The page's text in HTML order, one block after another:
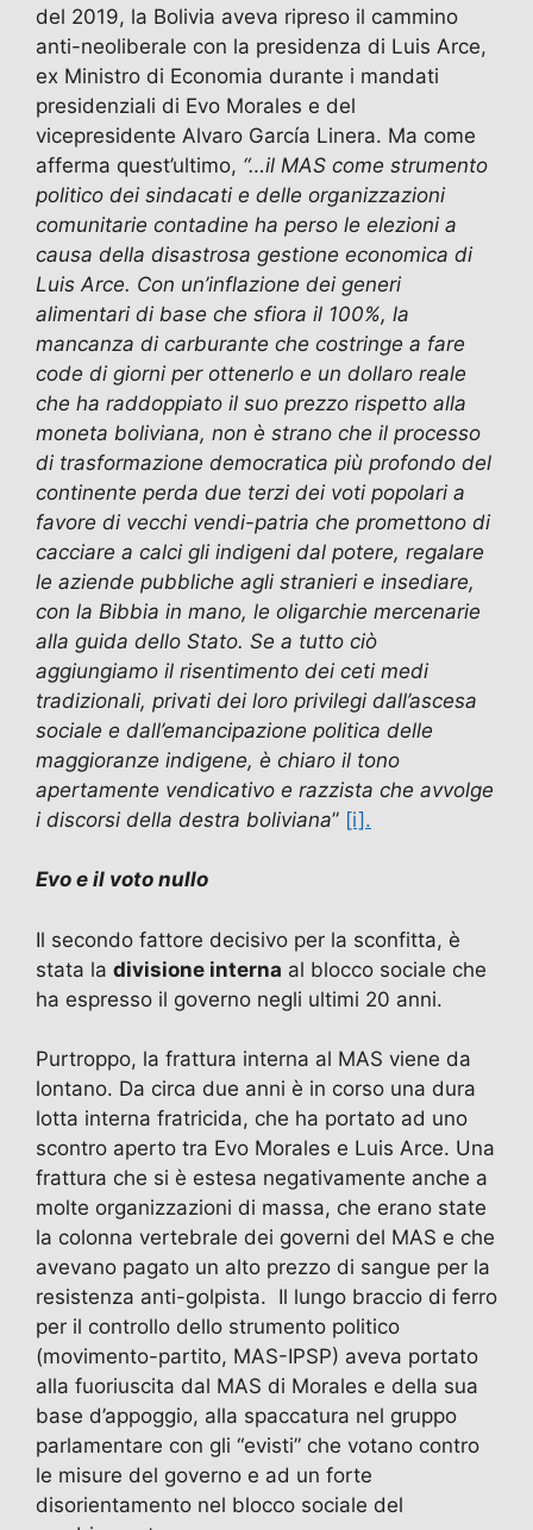
del 2019, la Bolivia aveva ripreso il cammino
anti-neoliberale con la presidenza di Luis Arce,
ex Ministro di Economia durante i mandati
presidenziali di Evo Morales e del
vicepresidente Alvaro García Linera. Ma come
afferma quest’ultimo, “…il MAS come strumento
politico dei sindacati e delle organizzazioni
comunitarie contadine ha perso le elezioni a
causa della disastrosa gestione economica di
Luis Arce. Con un’inflazione dei generi
alimentari di base che sfiora il 100%, la
mancanza di carburante che costringe a fare
code di giorni per ottenerlo e un dollaro reale
che ha raddoppiato il suo prezzo rispetto alla
moneta boliviana, non è strano che il processo
di trasformazione democratica più profondo del
continente perda due terzi dei voti popolari a
favore di vecchi vendi-patria che promettono di
cacciare a calci gli indigeni dal potere, regalare
le aziende pubbliche agli stranieri e insediare,
con la Bibbia in mano, le oligarchie mercenarie
alla guida dello Stato. Se a tutto ciò
aggiungiamo il risentimento dei ceti medi
tradizionali, privati dei loro privilegi dall’ascesa
sociale e dall’emancipazione politica delle
maggioranze indigene, è chiaro il tono
apertamente vendicativo e razzista che avvolge
i discorsi della destra boliviana” [i].
Evo e il voto nullo
Il secondo fattore decisivo per la sconfitta, è
stata la divisione interna al blocco sociale che
ha espresso il governo negli ultimi 20 anni.
Purtroppo, la frattura interna al MAS viene da
lontano. Da circa due anni è in corso una dura
lotta interna fratricida, che ha portato ad uno
scontro aperto tra Evo Morales e Luis Arce. Una
frattura che si è estesa negativamente anche a
molte organizzazioni di massa, che erano state
la colonna vertebrale dei governi del MAS e che
avevano pagato un alto prezzo di sangue per la
resistenza anti-golpista. Il lungo braccio di ferro
per il controllo dello strumento politico
(movimento-partito, MAS-IPSP) aveva portato
alla fuoriuscita dal MAS di Morales e della sua
base d’appoggio, alla spaccatura nel gruppo
parlamentare con gli “evisti” che votano contro
le misure del governo e ad un forte
disorientamento nel blocco sociale del